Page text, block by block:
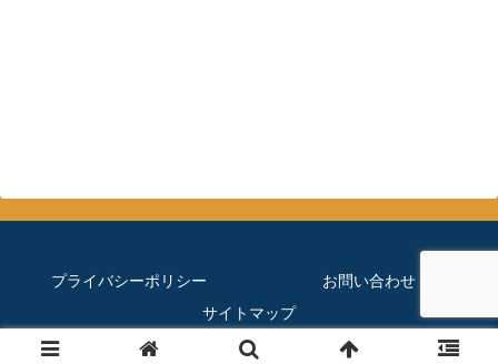
プライバシーポリシー
お問い合わせ
サイトマップ
© 2019 ほぼメダカのブログ.